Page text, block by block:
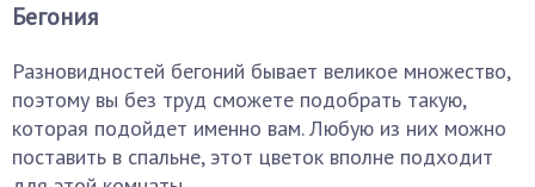
Бегония
Разновидностей бегоний бывает великое множество,
поэтому вы без труд сможете подобрать такую,
которая подойдет именно вам. Любую из них можно
поставить в спальне, этот цветок вполне подходит